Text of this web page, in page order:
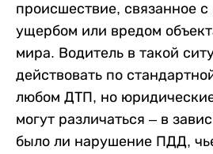
происшествие, связанное
ущербом или вредом
мира. Водитель в такой
действовать по
любом ДТП, но
могут различаться – в
было ли нарушение ПДД,